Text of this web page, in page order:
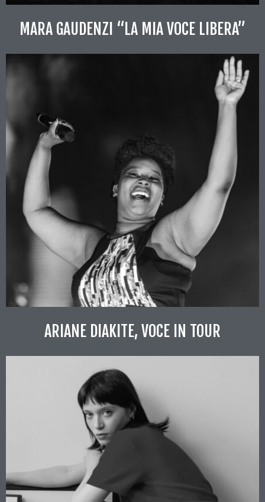
MARA GAUDENZI “LA MIA VOCE LIBERA”
ARIANE DIAKITE, VOCE IN TOUR